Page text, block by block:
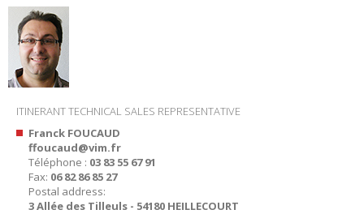
ITINERANT TECHNICAL SALES REPRESENTATIVE
Franck FOUCAUD
ffoucaud@vim.fr
Téléphone : 03 83 55 67 91
Fax: 06 82 86 85 27
Postal address:
3 Allée des Tilleuls - 54180 HEILLECOURT